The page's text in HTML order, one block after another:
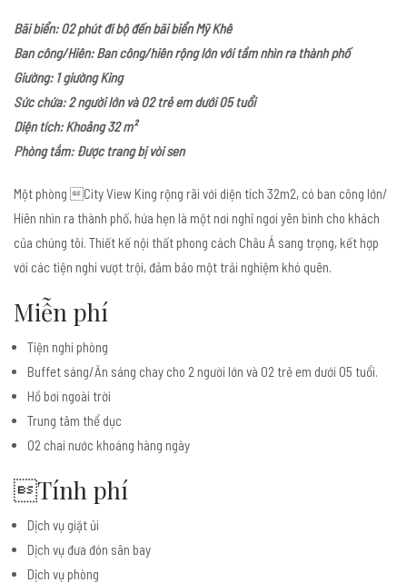
Bãi biển: 02 phút đi bộ đến bãi biển Mỹ Khê
Ban công/Hiên: Ban công/hiên rộng lớn với tầm nhìn ra thành phố
Giường: 1 giường King
Sức chứa: 2 người lớn và 02 trẻ em dưới 05 tuổi
Diện tích: Khoảng 32 m²
Phòng tắm: Được trang bị vòi sen
Một phòng City View King rộng rãi với diện tích 32m2, có ban công lớn/
Hiên nhìn ra thành phố, hứa hẹn là một nơi nghỉ ngơi yên bình cho khách
của chúng tôi. Thiết kế nội thất phong cách Châu Á sang trọng, kết hợp
với các tiện nghi vượt trội, đảm bảo một trải nghiệm khó quên.
Miễn phí
Tiện nghi phòng
Buffet sáng/Ăn sáng chay cho 2 người lớn và 02 trẻ em dưới 05 tuổi.
Hồ bơi ngoài trời
Trung tâm thể dục
02 chai nước khoáng hàng ngày
Tính phí
Dịch vụ giặt ủi
Dịch vụ đưa đón sân bay
Dịch vụ phòng